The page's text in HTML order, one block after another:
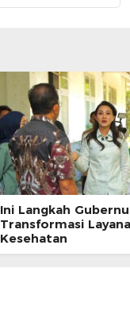
Ini Langkah
Transformasi
Kesehatan